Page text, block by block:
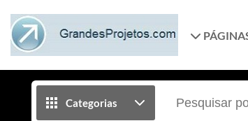
Categorias